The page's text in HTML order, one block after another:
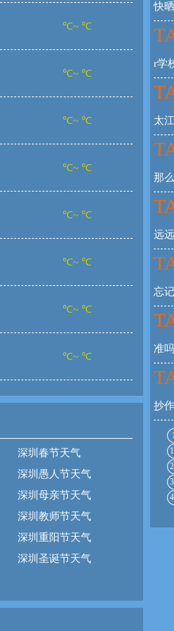
℃~ ℃
℃~ ℃
℃~ ℃
℃~ ℃
℃~ ℃
℃~ ℃
℃~ ℃
℃~ ℃
深圳春节天气
深圳愚人节天气
深圳母亲节天气
深圳教师节天气
深圳重阳节天气
深圳圣诞节天气
快
r学
太
那
远
忘
准
抄